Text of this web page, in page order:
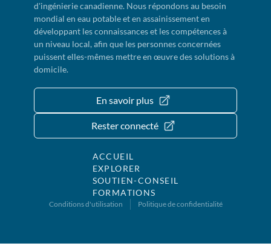
d'ingénierie canadienne. Nous répondons au besoin
mondial en eau potable et en assainissement en
développant les connaissances et les compétences à
un niveau local, afin que les personnes concernées
puissent elles-mêmes mettre en œuvre des solutions à
domicile.
En savoir plus
Rester connecté
ACCUEIL
EXPLORER
SOUTIEN-CONSEIL
FORMATIONS
Conditions d'utilisation Politique de confidentialité